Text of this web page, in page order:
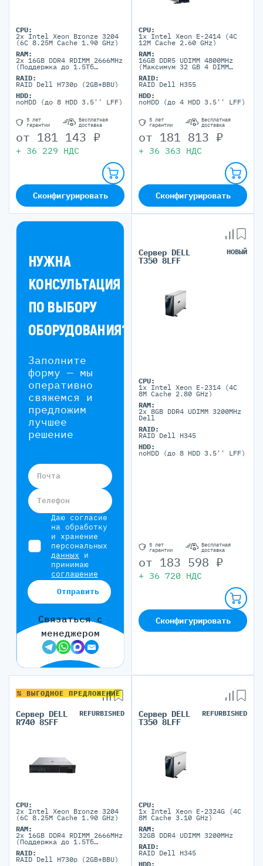
CPU:
2x Intel Xeon Bronze 3204
(6C 8.25M Cache 1.90 GHz)
RAM:
2x 16GB DDR4 RDIMM 2666MHz
(Поддержка до 1.5Tб
портов)
RAID:
RAID Dell H730p (2GB+BBU)
HDD:
noHDD (до 8 HDD 3.5'' LFF)
5 лет
гарантии
Бесплатная
доставка
от 181 143 ₽
+ 36 229 НДС
Сконфигурировать
CPU:
1x Intel Xeon E-2414 (4C
12M Cache 2.60 GHz)
RAM:
16GB DDR5 UDIMM 4800MHz
(Максимум 32 GB 4 DIMM
RAID:
RAID Dell H355
HDD:
noHDD (до 4 HDD 3.5'' LFF)
5 лет
гарантии
Бесплатная
доставка
от 181 813 ₽
+ 36 363 НДС
Сконфигурировать
НУЖНА
КОНСУЛЬТАЦИЯ
ПО ВЫБОРУ
ОБОРУДОВАНИЯ?
Заполните
форму — мы
оперативно
свяжемся и
предложим
лучшее
решение
Почта
Телефон
Даю согласие
на обработку
и хранение
персональных
данных и
принимаю
соглашение
Отправить
Связаться с
менеджером
Сервер DELL
T350 8LFF
НОВЫЙ
CPU:
1x Intel Xeon E-2314 (4C
8M Cache 2.80 GHz)
RAM:
2x 8GB DDR4 UDIMM 3200MHz
Dell
RAID:
RAID Dell H345
HDD:
noHDD (до 8 HDD 3.5'' LFF)
5 лет
гарантии
Бесплатная
доставка
от 183 598 ₽
+ 36 720 НДС
Сконфигурировать
% ВЫГОДНОЕ ПРЕДЛОЖЕНИЕ
Сервер DELL
R740 8SFF
REFURBISHED
CPU:
2x Intel Xeon Bronze 3204
(6C 8.25M Cache 1.90 GHz)
RAM:
2x 16GB DDR4 RDIMM 2666MHz
(Поддержка до 1.5Tб
портов)
RAID:
RAID Dell H730p (2GB+BBU)
Сервер DELL
T350 8LFF
REFURBISHED
CPU:
1x Intel Xeon E-2324G (4C
8M Cache 3.10 GHz)
RAM:
32GB DDR4 UDIMM 3200MHz
RAID:
RAID Dell H345
HDD: